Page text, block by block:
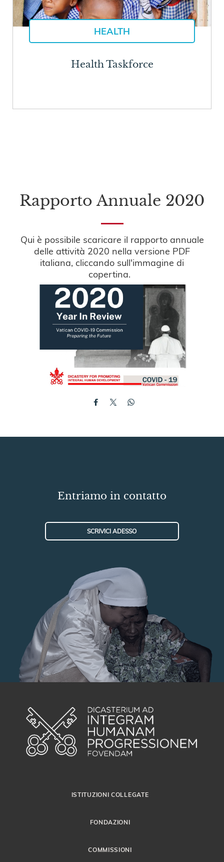
HEALTH
Health Taskforce
Rapporto Annuale 2020
Qui è possibile scaricare il rapporto annuale
delle attività 2020 nella versione PDF
italiana, cliccando sull'immagine di
copertina.
Entriamo in contatto
SCRIVICI ADESSO
ISTITUZIONI COLLEGATE
FONDAZIONI
COMMISSIONI